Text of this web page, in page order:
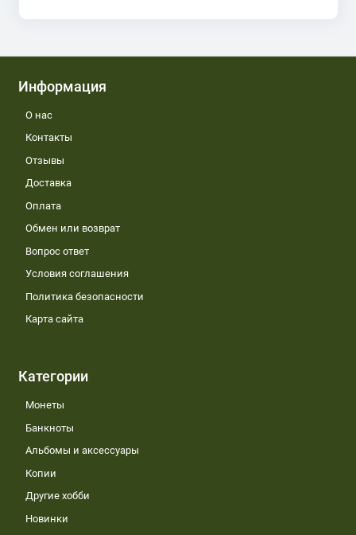
Информация
О нас
Контакты
Отзывы
Доставка
Оплата
Обмен или возврат
Вопрос ответ
Условия соглашения
Политика безопасности
Карта сайта
Категории
Монеты
Банкноты
Альбомы и аксессуары
Копии
Другие хобби
Новинки